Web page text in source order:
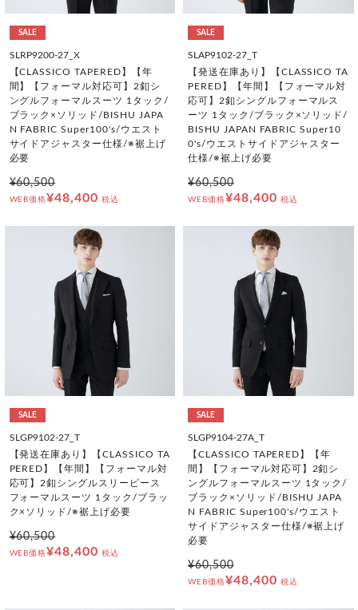
SALE
SLRP9200-27_X
【CLASSICO TAPERED】【年
間】【フォーマル対応可】2釦シ
ングルフォーマルスーツ 1タック/
ブラック×ソリッド/BISHU JAPA
N FABRIC Super100's/ウエスト
サイドアジャスター仕様/※裾上げ
必要
¥60,500
WEB価格¥48,400 税込
SALE
SLAP9102-27_T
【発送在庫あり】【CLASSICO TA
PERED】【年間】【フォーマル対
応可】2釦シングルフォーマルス
ーツ 1タック/ブラック×ソリッド/
BISHU JAPAN FABRIC Super10
0's/ウエストサイドアジャスター
仕様/※裾上げ必要
¥60,500
WEB価格¥48,400 税込
SALE
SLGP9102-27_T
【発送在庫あり】【CLASSICO TA
PERED】【年間】【フォーマル対
応可】2釦シングルスリーピース
フォーマルスーツ 1タック/ブラッ
ク×ソリッド/※裾上げ必要
¥60,500
WEB価格¥48,400 税込
SALE
SLGP9104-27A_T
【CLASSICO TAPERED】【年
間】【フォーマル対応可】2釦シ
ングルフォーマルスーツ 1タック/
ブラック×ソリッド/BISHU JAPA
N FABRIC Super100's/ウエスト
サイドアジャスター仕様/※裾上げ
必要
¥60,500
WEB価格¥48,400 税込